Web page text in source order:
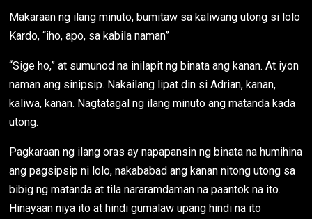
Makaraan ng ilang minuto, bumitaw sa kaliwang utong si lolo
Kardo, “iho, apo, sa kabila naman”
“Sige ho,” at sumunod na inilapit ng binata ang kanan. At iyon
naman ang sinipsip. Nakailang lipat din si Adrian, kanan,
kaliwa, kanan. Nagtatagal ng ilang minuto ang matanda kada
utong.
Pagkaraan ng ilang oras ay napapansin ng binata na humihina
ang pagsipsip ni lolo, nakababad ang kanan nitong utong sa
bibig ng matanda at tila nararamdaman na paantok na ito.
Hinayaan niya ito at hindi gumalaw upang hindi na ito